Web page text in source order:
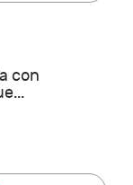
con